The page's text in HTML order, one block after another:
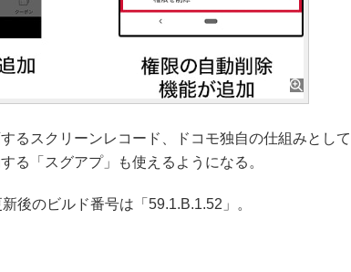
るスクリーンレコード、ドコモ独自の仕組みとして
る「スグアプ」も使えるようになる。
後のビルド番号は「59.1.B.1.52」。